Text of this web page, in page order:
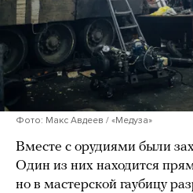
Фото: Макс Авдеев / «Медуза»
Вместе с орудиями были
Один из них находится
но в мастерской гаубицу